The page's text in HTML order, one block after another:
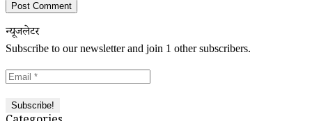
न्यूजलेटर
Subscribe to our newsletter and join 1 other subscribers.